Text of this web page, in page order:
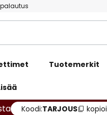
Tuotemerkit
Koodi:TARJOUS kopioi